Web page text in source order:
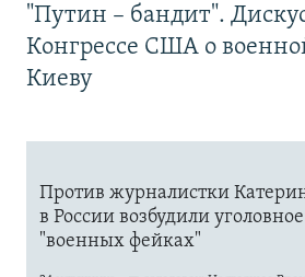
"Путин – бандит".
Конгрессе США о
Киеву